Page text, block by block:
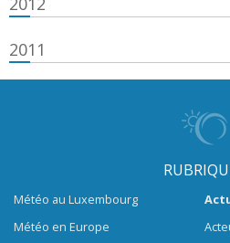
2011
Météo au Luxembourg
Météo en Europe